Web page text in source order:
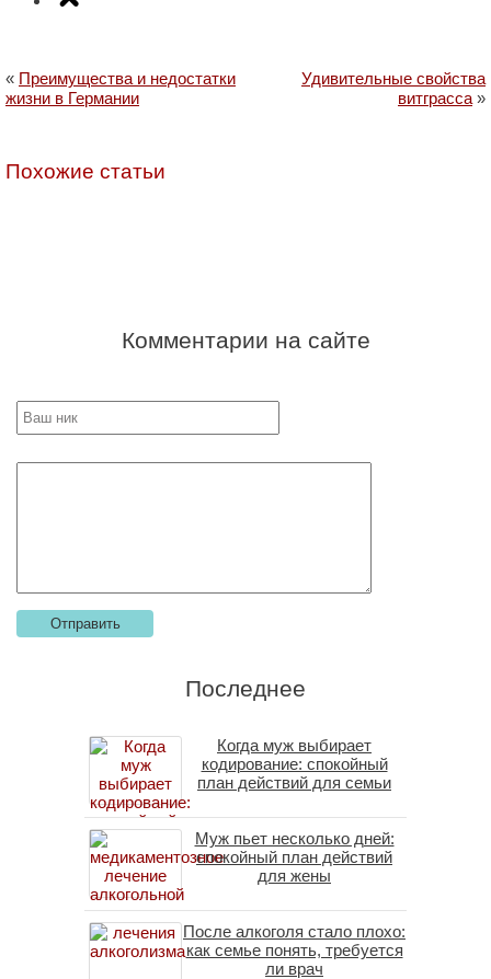
« Преимущества и недостатки
жизни в Германии
Удивительные свойства
витграсса »
Похожие статьи
Комментарии на сайте
Последнее
Когда муж выбирает
кодирование: спокойный
план действий для семьи
Муж пьет несколько дней:
спокойный план действий
для жены
После алкоголя стало плохо:
как семье понять, требуется
ли врач